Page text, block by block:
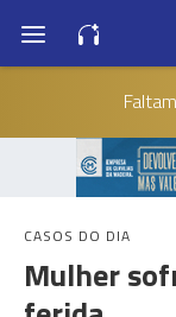
Faltam
CASOS DO DIA
Mulher